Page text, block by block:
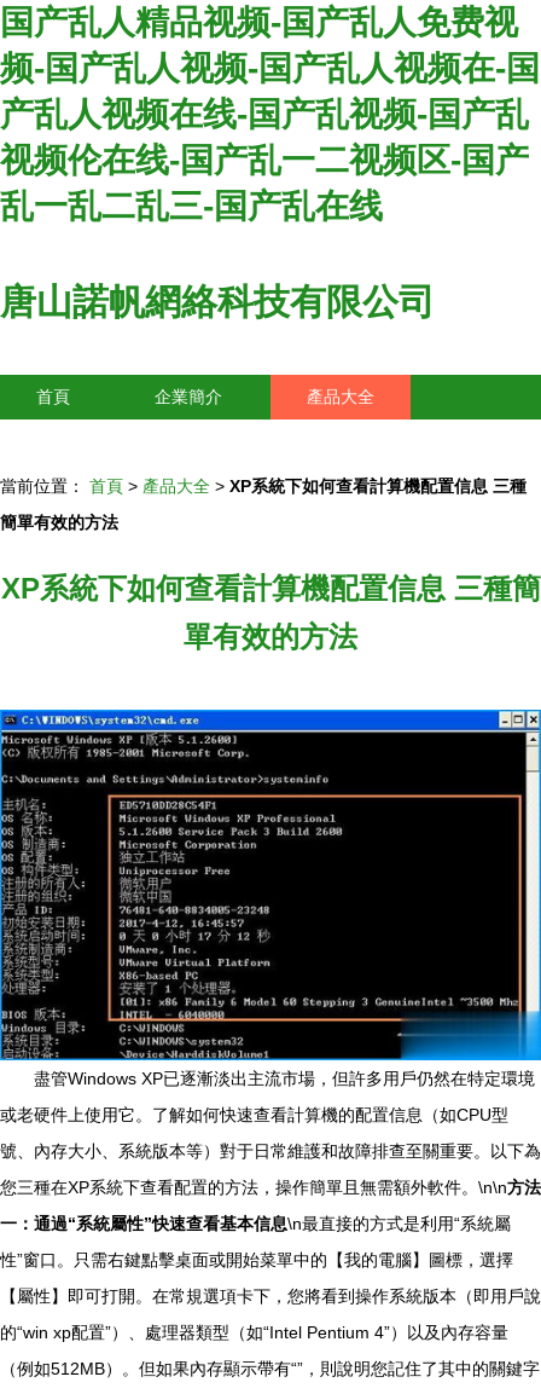
国产乱人精品视频-国产乱人免费视
频-国产乱人视频-国产乱人视频在-国
产乱人视频在线-国产乱视频-国产乱
视频伦在线-国产乱一二视频区-国产
乱一乱二乱三-国产乱在线
唐山諾帆網絡科技有限公司
首頁 企業簡介 產品大全
當前位置： 首頁 > 產品大全 > XP系統下如何查看計算機配置信息 三種
簡單有效的方法
XP系統下如何查看計算機配置信息 三種簡
單有效的方法
盡管Windows XP已逐漸淡出主流市場，但許多用戶仍然在特定環境
或老硬件上使用它。了解如何快速查看計算機的配置信息（如CPU型
號、內存大小、系統版本等）對于日常維護和故障排查至關重要。以下為
您三種在XP系統下查看配置的方法，操作簡單且無需額外軟件。\n\n方法
一：通過“系統屬性”快速查看基本信息\n最直接的方式是利用“系統屬
性”窗口。只需右鍵點擊桌面或開始菜單中的【我的電腦】圖標，選擇
【屬性】即可打開。在常規選項卡下，您將看到操作系統版本（即用戶說
的“win xp配置”）、處理器類型（如“Intel Pentium 4”）以及內存容量
（例如512MB）。但如果內存顯示帶有“”，則說明您記住了其中的關鍵字